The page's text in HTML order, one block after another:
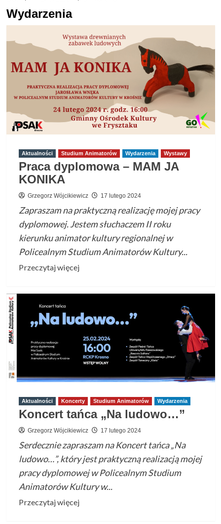
Wydarzenia
Aktualności Studium Animatorów Wydarzenia Wystawy
Praca dyplomowa – MAM JA
KONIKA
Grzegorz Wójcikiewicz 17 lutego 2024
Zapraszam na praktyczną realizację mojej pracy
dyplomowej. Jestem słuchaczem II roku
kierunku animator kultury regionalnej w
Policealnym Studium Animatorów Kultury...
Przeczytaj więcejPrzeczytaj
o
dyplomowa
MAM
JA
KONIKA
Aktualności Koncerty Studium Animatorów Wydarzenia
Koncert tańca „Na ludowo…”
Grzegorz Wójcikiewicz 17 lutego 2024
Serdecznie zapraszam na Koncert tańca „Na
ludowo…”, który jest praktyczną realizacją mojej
pracy dyplomowej w Policealnym Studium
Animatorów Kultury w...
Przeczytaj więcejPrzeczytaj